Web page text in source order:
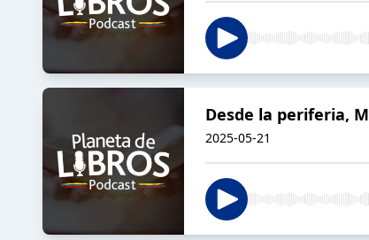
Desde la periferia,
2025-05-21